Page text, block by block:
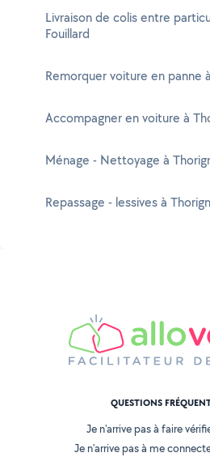
Livraison de colis entre
Fouillard
Remorquer voiture en panne
Accompagner en voiture à
Ménage - Nettoyage à
Repassage - lessives à
QUESTIONS
Je n'arrive pas à faire
Je n'arrive pas à me